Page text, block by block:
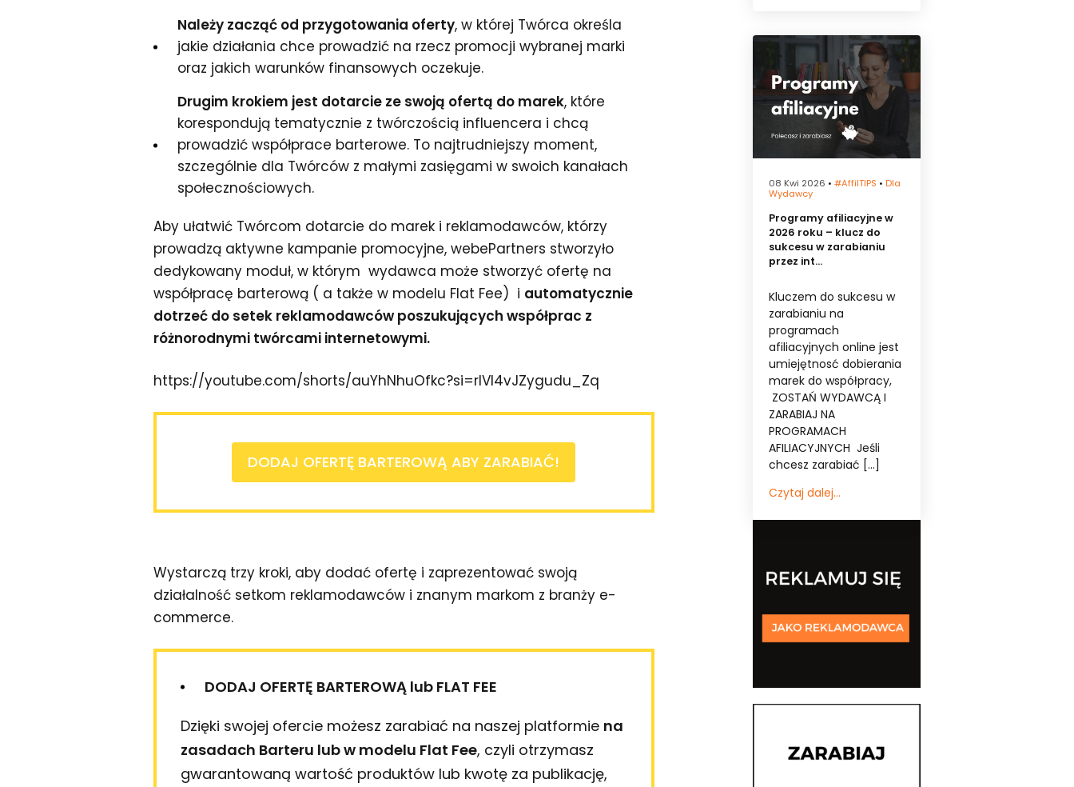
Należy zacząć od przygotowania oferty, w której Twórca określa
jakie działania chce prowadzić na rzecz promocji wybranej marki
oraz jakich warunków finansowych oczekuje.
Drugim krokiem jest dotarcie ze swoją ofertą do marek, które
korespondują tematycznie z twórczością influencera i chcą
prowadzić współprace barterowe. To najtrudniejszy moment,
szczególnie dla Twórców z małymi zasięgami w swoich kanałach
społecznościowych.
Aby ułatwić Twórcom dotarcie do marek i reklamodawców, którzy
prowadzą aktywne kampanie promocyjne, webePartners stworzyło
dedykowany moduł, w którym wydawca może stworzyć ofertę na
współpracę barterową ( a także w modelu Flat Fee) i automatycznie
dotrzeć do setek reklamodawców poszukujących współprac z
różnorodnymi twórcami internetowymi.
https://youtube.com/shorts/auYhNhuOfkc?si=rIVI4vJZygudu_Zq
DODAJ OFERTĘ BARTEROWĄ ABY ZARABIAĆ!
Wystarczą trzy kroki, aby dodać ofertę i zaprezentować swoją
działalność setkom reklamodawców i znanym markom z branży e-
commerce.
DODAJ OFERTĘ BARTEROWĄ lub FLAT FEE
Dzięki swojej ofercie możesz zarabiać na naszej platformie na
zasadach Barteru lub w modelu Flat Fee, czyli otrzymasz
gwarantowaną wartość produktów lub kwotę za publikację,
08 Kwi 2026 • #affilTIPS • Dla
Wydawcy
Programy afiliacyjne w
2026 roku – klucz do
sukcesu w zarabianiu
przez int...
Kluczem do sukcesu w
zarabianiu na
programach
afiliacyjnych online jest
umiejętnosć dobierania
marek do współpracy,
ZOSTAŃ WYDAWCĄ I
ZARABIAJ NA
PROGRAMACH
AFILIACYJNYCH Jeśli
chcesz zarabiać […]
Czytaj dalej...